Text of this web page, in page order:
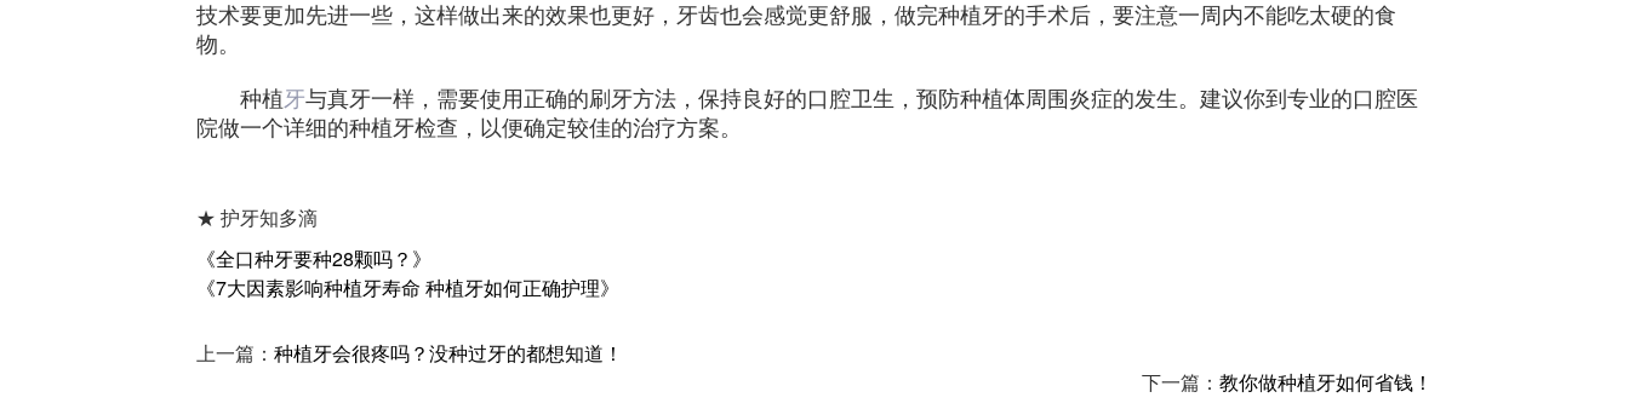
技术要更加先进一些，这样做出来的效果也更好，牙齿也会感觉更舒服，做完种植牙的手术后，要注意一周内不能吃太硬的食
物。
种植牙与真牙一样，需要使用正确的刷牙方法，保持良好的口腔卫生，预防种植体周围炎症的发生。建议你到专业的口腔医
院做一个详细的种植牙检查，以便确定较佳的治疗方案。
★ 护牙知多滴
《全口种牙要种28颗吗？》
《7大因素影响种植牙寿命 种植牙如何正确护理》
上一篇： 种植牙会很疼吗？没种过牙的都想知道！
下一篇： 教你做种植牙如何省钱！